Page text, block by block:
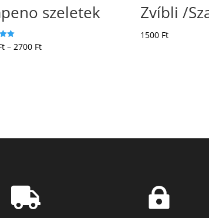
szeletek
– 2700 FtÁrtartomány:
Zvíbli /
1500 Ft
 